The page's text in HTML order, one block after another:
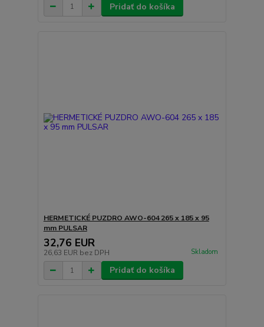
Pridať do košíka
HERMETICKÉ PUZDRO AWO-604 265 x 185 x 95
mm PULSAR
32,76 EUR
26,63 EUR bez DPH Skladom
Pridať do košíka